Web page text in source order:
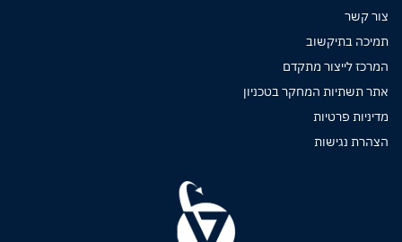
צור קשר
תמיכה בתיקשוב
המרכז לייצור מתקדם
אתר תשתיות המחקר בטכניון
מדיניות פרטיות
הצהרת נגישות